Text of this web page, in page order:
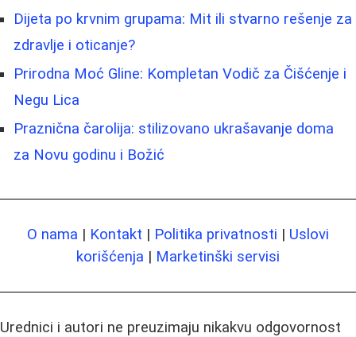
Dijeta po krvnim grupama: Mit ili stvarno rešenje za
zdravlje i oticanje?
Prirodna Moć Gline: Kompletan Vodič za Čišćenje i
Negu Lica
Praznična čarolija: stilizovano ukrašavanje doma
za Novu godinu i Božić
O nama | Kontakt | Politika privatnosti | Uslovi
korišćenja | Marketinški servisi
Urednici i autori ne preuzimaju nikakvu odgovornost